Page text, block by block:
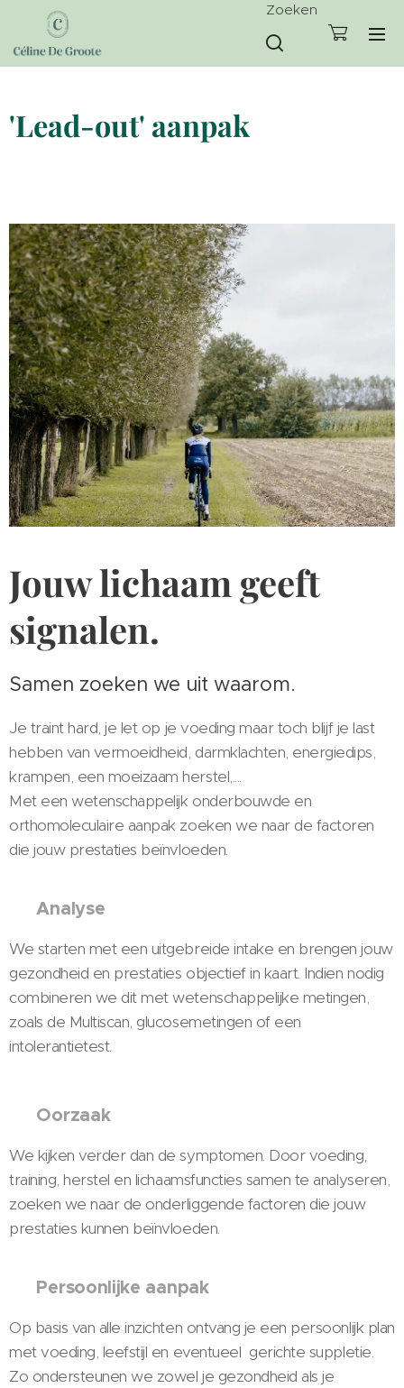
Zoeken
'Lead-out' aanpak
Jouw lichaam geeft
signalen.
Samen zoeken we uit waarom.
Je traint hard, je let op je voeding maar toch blijf je last
hebben van vermoeidheid, darmklachten, energiedips,
krampen, een moeizaam herstel,....
Met een wetenschappelijk onderbouwde en
orthomoleculaire aanpak zoeken we naar de factoren
die jouw prestaties beïnvloeden.
🔬Analyse
We starten met een uitgebreide intake en brengen jouw
gezondheid en prestaties objectief in kaart. Indien nodig
combineren we dit met wetenschappelijke metingen,
zoals de Multiscan, glucosemetingen of een
intolerantietest.
Oorzaak
We kijken verder dan de symptomen. Door voeding,
training, herstel en lichaamsfuncties samen te analyseren,
zoeken we naar de onderliggende factoren die jouw
prestaties kunnen beïnvloeden.
🎯 Persoonlijke aanpak
Op basis van alle inzichten ontvang je een persoonlijk plan
met voeding, leefstijl en eventueel gerichte suppletie.
Zo ondersteunen we zowel je gezondheid als je